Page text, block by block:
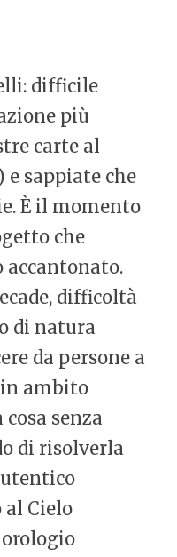
difficile
più
carte al
sappiate che
È il momento
che
accantonato.
difficoltà
di natura
da persone a
ambito
senza
di risolverla
al Cielo